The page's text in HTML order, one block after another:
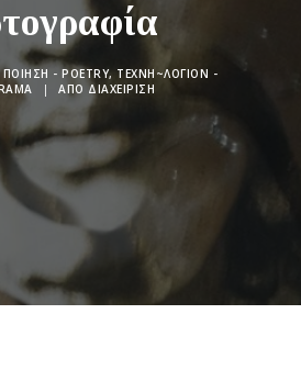
ΠΟΊΗΣΗ - POETRY, ΤΕΧΝΗ~ΛΌΓΙΟΝ -
| ΑΠΌ ΔΙΑΧΕΊΡΙΣΗ